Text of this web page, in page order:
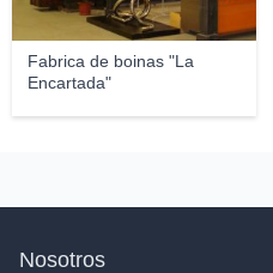
Fabrica de boinas "La
Encartada"
Nosotros